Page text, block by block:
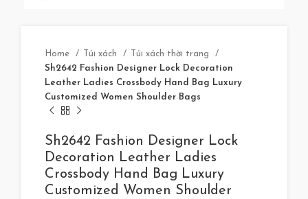
Home Túi xách
Túi xách thời trang
Sh2642 Fashion Designer Lock Decoration
Leather Ladies Crossbody Hand Bag Luxury
Customized Women Shoulder Bags
Sh2642 Fashion Designer Lock
Decoration Leather Ladies
Crossbody Hand Bag Luxury
Customized Women Shoulder